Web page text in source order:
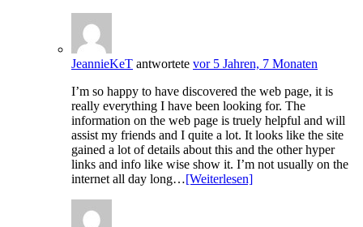
JeannieKeT antwortete vor 5 Jahren, 7 Monaten
I’m so happy to have discovered the web page, it is
really everything I have been looking for. The
information on the web page is truely helpful and will
assist my friends and I quite a lot. It looks like the site
gained a lot of details about this and the other hyper
links and info like wise show it. I’m not usually on the
internet all day long…[Weiterlesen]